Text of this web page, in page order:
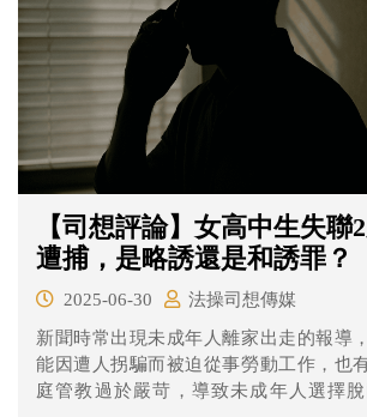
【司想評論】女高中生失聯
遭捕，是略誘還是和誘罪？
2025-06-30
法操司想傳媒
新聞時常出現未成年人離家出走的報導
能因遭人拐騙而被迫從事勞動工作，也
庭管教過於嚴苛，導致未成年人選擇脫